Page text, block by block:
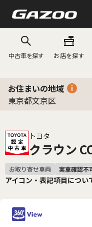
中古車を探す お店を探す
お住まいの地域
東京都文京区
トヨタ
クラウン
アイコン・表記項目につい